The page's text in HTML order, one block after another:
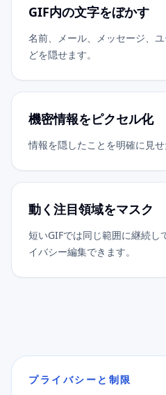
GIF内の文字をぼかす
名前、メール、メッセージ、
どを隠せます。
機密情報をピクセル化
情報を隠したことを明確に見せ
動く注目領域をマスク
短いGIFでは同じ範囲に継続し
イバシー編集できます。
プライバシーと制限